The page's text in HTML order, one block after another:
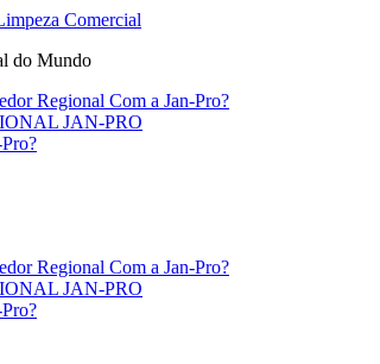
Comercial
do Mundo
Regional Com a Jan-Pro?
JAN-PRO
Regional Com a Jan-Pro?
JAN-PRO